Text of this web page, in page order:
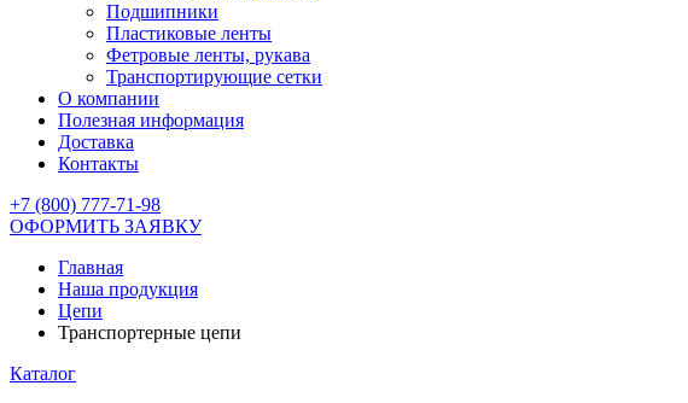
Подшипники
Пластиковые ленты
Фетровые ленты, рукава
Транспортирующие сетки
О компании
Полезная информация
Доставка
Контакты
+7 (800) 777-71-98
ОФОРМИТЬ ЗАЯВКУ
Главная
Наша продукция
Цепи
Транспортерные цепи
Каталог